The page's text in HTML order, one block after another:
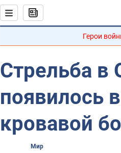
Герои
Стрельба в
появилось
кровавой
Мир